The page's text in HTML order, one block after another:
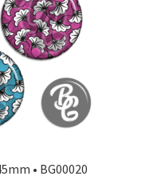
• BG00020